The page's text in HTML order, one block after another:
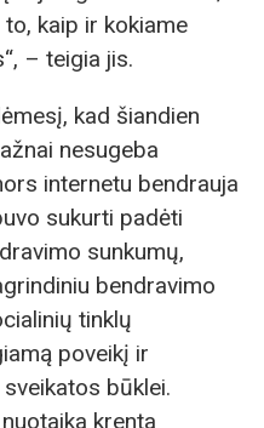
kaip ir kokiame
– teigia jis.
kad šiandien
nesugeba
internetu bendrauja
sukurti padėti
sunkumų,
bendravimo
tinklų
poveikį ir
būklei.
krenta